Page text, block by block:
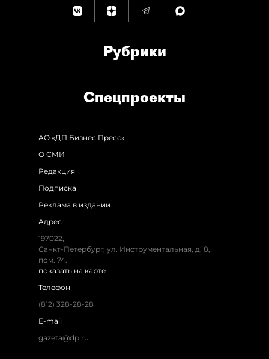
Рубрики
Спец­проекты
АО «ДП Бизнес Пресс»
О СМИ
Редакция
Подписка
Реклама в издании
Адрес
197022,
Санкт-Петербург, ул. Инструментальная, д. 8,
пом. 74.
показать на карте
Телефон
(812) 328-28-28
E-mail
gazeta@dp.ru